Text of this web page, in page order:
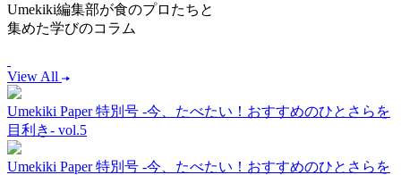
Umekiki編集部が食のプロたちと
集めた学びのコラム
View All
Umekiki Paper 特別号 -今、たべたい！おすすめのひとさらを
目利き- vol.5
Umekiki Paper 特別号 -今、たべたい！おすすめのひとさらを